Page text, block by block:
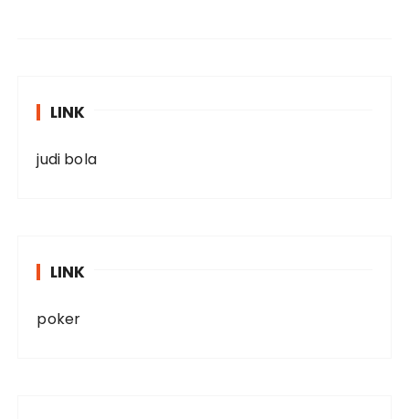
LINK
judi bola
LINK
poker